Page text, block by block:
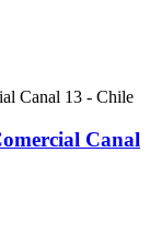
Canal